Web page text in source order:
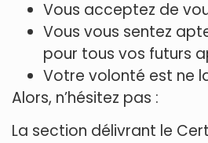
Vous acceptez de
Vous vous sentez
pour tous vos futurs
Votre volonté est ne
Alors, n’hésitez pas :
La section délivrant le